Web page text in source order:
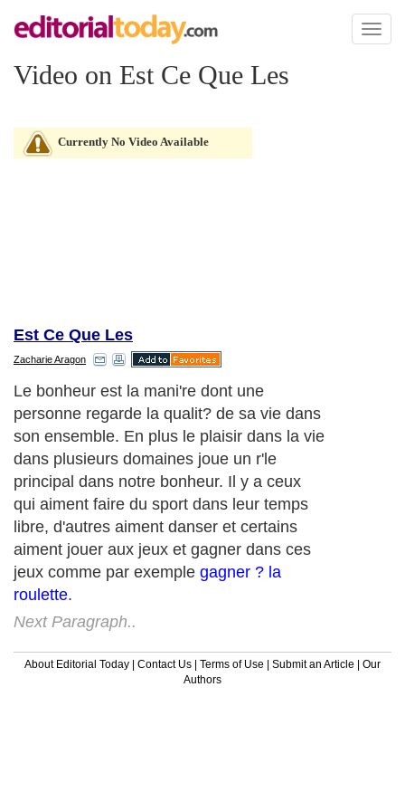
Toggle
Video on Est Ce Que Les
Currently No Video Available
Est Ce Que Les
Zacharie Aragon
Le bonheur est la mani're dont une
personne regarde la qualit? de sa vie dans
son ensemble. En plus le plaisir dans la vie
dans plusieurs domaines joue un r'le
principal dans notre bonheur. Il y a ceux
qui aiment faire du sport dans leur temps
libre, d'autres aiment danser et certains
aiment jouer aux jeux et gagner dans ces
jeux comme par exemple gagner ? la
roulette.
Next Paragraph..
About Editorial Today | Contact Us | Terms of Use | Submit an Article | Our
Authors